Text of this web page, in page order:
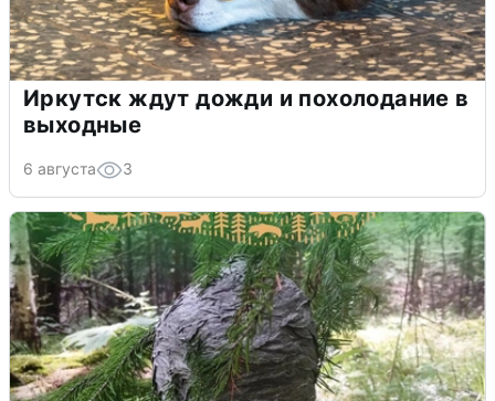
Иркутск ждут дожди и похолодание в
выходные
6 августа 3